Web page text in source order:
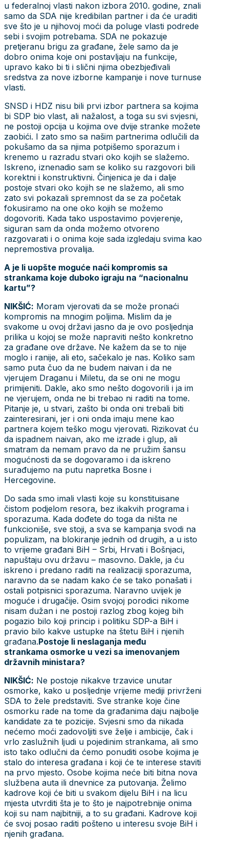
u federalnoj vlasti nakon izbora 2010. godine, znali
samo da SDA nije kredibilan partner i da će uraditi
sve što je u njihovoj moći da poluge vlasti podrede
sebi i svojim potrebama. SDA ne pokazuje
pretjeranu brigu za građane, žele samo da je
dobro onima koje oni postavljaju na funkcije,
upravo kako bi ti i slični njima obezbjeđivali
sredstva za nove izborne kampanje i nove turnuse
vlasti.
SNSD i HDZ nisu bili prvi izbor partnera sa kojima
bi SDP bio vlast, ali nažalost, a toga su svi svjesni,
ne postoji opcija u kojima ove dvije stranke možete
zaobići. I zato smo sa našim partnerima odlučili da
pokušamo da sa njima potpišemo sporazum i
krenemo u razradu stvari oko kojih se slažemo.
Iskreno, iznenadio sam se koliko su razgovori bili
korektni i konstruktivni. Činjenica je da i dalje
postoje stvari oko kojih se ne slažemo, ali smo
zato svi pokazali spremnost da se za početak
fokusiramo na one oko kojih se možemo
dogovoriti. Kada tako uspostavimo povjerenje,
siguran sam da onda možemo otvoreno
razgovarati i o onima koje sada izgledaju svima kao
nepremostiva provalija.
A je li uopšte moguće naći kompromis sa
strankama koje duboko igraju na “nacionalnu
kartu”?
NIKŠIĆ: Moram vjerovati da se može pronaći
kompromis na mnogim poljima. Mislim da je
svakome u ovoj državi jasno da je ovo posljednja
prilika u kojoj se može napraviti nešto konkretno
za građane ove države. Ne kažem da se to nije
moglo i ranije, ali eto, sačekalo je nas. Koliko sam
samo puta čuo da ne budem naivan i da ne
vjerujem Draganu i Miletu, da se oni ne mogu
primijeniti. Dakle, ako smo nešto dogovorili i ja im
ne vjerujem, onda ne bi trebao ni raditi na tome.
Pitanje je, u stvari, zašto bi onda oni trebali biti
zainteresirani, jer i oni onda imaju mene kao
partnera kojem teško mogu vjerovati. Rizikovat ću
da ispadnem naivan, ako me izrade i glup, ali
smatram da nemam pravo da ne pružim šansu
mogućnosti da se dogovaramo i da iskreno
surađujemo na putu napretka Bosne i
Hercegovine.
Do sada smo imali vlasti koje su konstituisane
čistom podjelom resora, bez ikakvih programa i
sporazuma. Kada dođete do toga da ništa ne
funkcioniše, sve stoji, a sva se kampanja svodi na
populizam, na blokiranje jednih od drugih, a u isto
to vrijeme građani BiH – Srbi, Hrvati i Bošnjaci,
napuštaju ovu državu – masovno. Dakle, ja ću
iskreno i predano raditi na realizaciji sporazuma,
naravno da se nadam kako će se tako ponašati i
ostali potpisnici sporazuma. Naravno uvijek je
moguće i drugačije. Osim svojoj porodici nikome
nisam dužan i ne postoji razlog zbog kojeg bih
pogazio bilo koji princip i politiku SDP-a BiH i
pravio bilo kakve ustupke na štetu BiH i njenih
građana.Postoje li neslaganja među
strankama osmorke u vezi sa imenovanjem
državnih ministara?
NIKŠIĆ: Ne postoje nikakve trzavice unutar
osmorke, kako u posljednje vrijeme mediji privrženi
SDA to žele predstaviti. Sve stranke koje čine
osmorku rade na tome da građanima daju najbolje
kandidate za te pozicije. Svjesni smo da nikada
nećemo moći zadovoljiti sve želje i ambicije, čak i
vrlo zaslužnih ljudi u pojedinim strankama, ali smo
isto tako odlučni da ćemo ponuditi osobe kojima je
stalo do interesa građana i koji će te interese staviti
na prvo mjesto. Osobe kojima neće biti bitna nova
službena auta ili dnevnice za putovanja. Želimo
kadrove koji će biti u svakom dijelu BiH i na licu
mjesta utvrditi šta je to što je najpotrebnije onima
koji su nam najbitniji, a to su građani. Kadrove koji
će svoj posao raditi pošteno u interesu svoje BiH i
njenih građana.